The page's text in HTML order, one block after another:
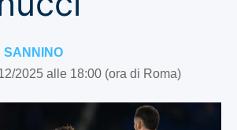
SANNINO
2025 alle 18:00 (ora di Roma)